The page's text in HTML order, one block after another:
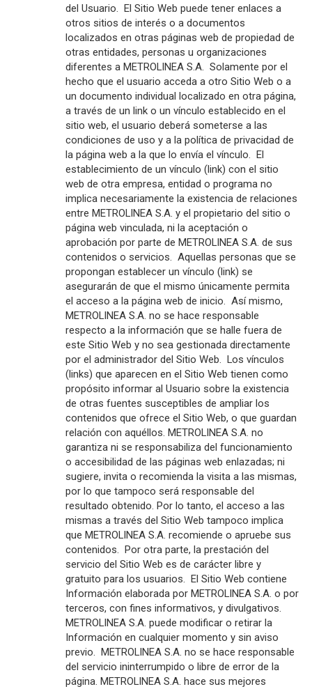
del Usuario. El Sitio Web puede tener enlaces a
otros sitios de interés o a documentos
localizados en otras páginas web de propiedad de
otras entidades, personas u organizaciones
diferentes a METROLINEA S.A. Solamente por el
hecho que el usuario acceda a otro Sitio Web o a
un documento individual localizado en otra página,
a través de un link o un vínculo establecido en el
sitio web, el usuario deberá someterse a las
condiciones de uso y a la política de privacidad de
la página web a la que lo envía el vínculo. El
establecimiento de un vínculo (link) con el sitio
web de otra empresa, entidad o programa no
implica necesariamente la existencia de relaciones
entre METROLINEA S.A. y el propietario del sitio o
página web vinculada, ni la aceptación o
aprobación por parte de METROLINEA S.A. de sus
contenidos o servicios. Aquellas personas que se
propongan establecer un vínculo (link) se
asegurarán de que el mismo únicamente permita
el acceso a la página web de inicio. Así mismo,
METROLINEA S.A. no se hace responsable
respecto a la información que se halle fuera de
este Sitio Web y no sea gestionada directamente
por el administrador del Sitio Web. Los vínculos
(links) que aparecen en el Sitio Web tienen como
propósito informar al Usuario sobre la existencia
de otras fuentes susceptibles de ampliar los
contenidos que ofrece el Sitio Web, o que guardan
relación con aquéllos. METROLINEA S.A. no
garantiza ni se responsabiliza del funcionamiento
o accesibilidad de las páginas web enlazadas; ni
sugiere, invita o recomienda la visita a las mismas,
por lo que tampoco será responsable del
resultado obtenido. Por lo tanto, el acceso a las
mismas a través del Sitio Web tampoco implica
que METROLINEA S.A. recomiende o apruebe sus
contenidos. Por otra parte, la prestación del
servicio del Sitio Web es de carácter libre y
gratuito para los usuarios. El Sitio Web contiene
Información elaborada por METROLINEA S.A. o por
terceros, con fines informativos, y divulgativos.
METROLINEA S.A. puede modificar o retirar la
Información en cualquier momento y sin aviso
previo. METROLINEA S.A. no se hace responsable
del servicio ininterrumpido o libre de error de la
página. METROLINEA S.A. hace sus mejores